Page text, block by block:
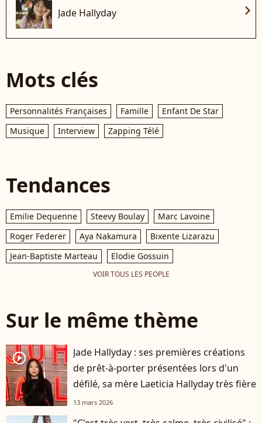
Jade Hallyday chevron_right
Mots clés
Personnalités Françaises Famille
Enfant De Star
Musique
Interview Zapping Télé
Tendances
Emilie Dequenne Steevy Boulay
Marc Lavoine
Roger Federer
Aya Nakamura
Bixente Lizarazu
Jean-Baptiste Marteau
Elodie Gossuin
VOIR TOUS LES PEOPLE
Sur le même thème
player2
Jade Hallyday : ses premières créations
de prêt-à-porter présentées lors d'un
défilé, sa mère Laeticia Hallyday très fière
13 mars 2026